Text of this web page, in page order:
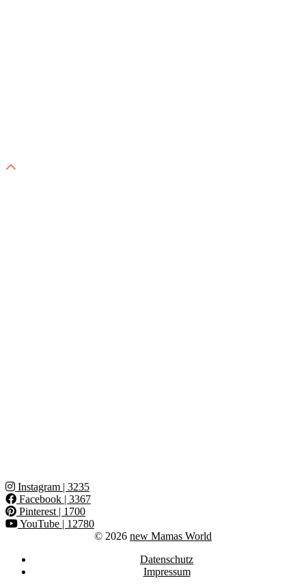
Instagram | 3235
Facebook | 3367
Pinterest | 1700
YouTube | 12780
© 2026 new Mamas World
Datenschutz
Impressum